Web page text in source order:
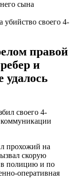
убийство своего 4-
правой
и
удалось
своего 4-
прохожий на
скорую
полицию и по
оперативная